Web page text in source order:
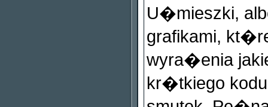
U�mieszki,
grafikami,
wyra�enia
kr�tkiego